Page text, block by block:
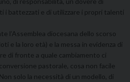
i battezzati e di utilizzare i propri talenti
l’Assemblea diocesana dello scorso
e la loro età) e la messa in evidenza di
di fronte a quale cambiamento ci
pastorale, cosa non facile
solo la necessità di un modello, di